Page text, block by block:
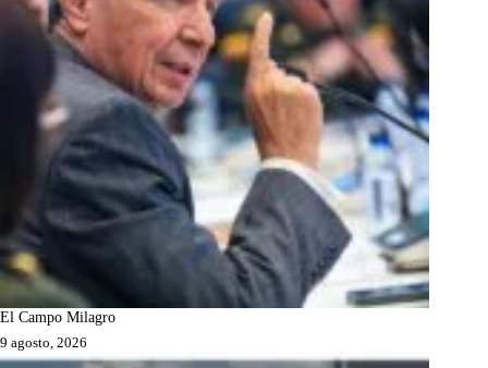
El Campo Milagro
9 agosto, 2026